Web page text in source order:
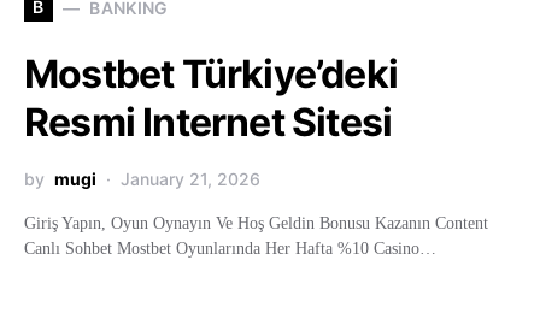
B BANKING
Mostbet Türkiye’deki
Resmi Internet Sitesi
by mugi January 21, 2026
Giriş Yapın, Oyun Oynayın Ve Hoş Geldin Bonusu Kazanın Content
Canlı Sohbet Mostbet Oyunlarında Her Hafta %10 Casino…